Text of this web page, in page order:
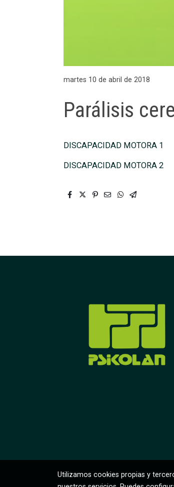
martes 10 de abril de 2018
Parálisis
DISCAPACIDAD MOTORA 1
DISCAPACIDAD MOTORA 2
Utilizamos cookies propias y